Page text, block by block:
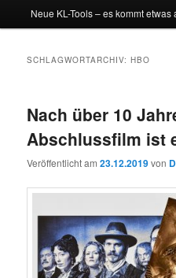
Neue KL-Tools – es kommt etwas
SCHLAGWORTARCHIV:HBO
Nach über 10
Abschlussfilm ist
Veröffentlicht am23.12.2019von